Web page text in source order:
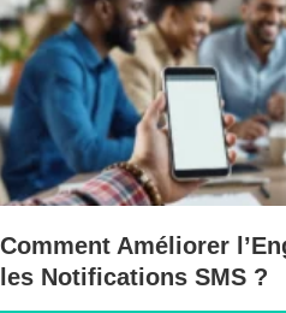
Comment Améliorer
les Notifications SMS ?